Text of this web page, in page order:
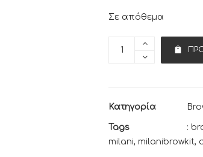
Σε απόθεμα
Κατηγορία
Tags :
milani, milanibrowkit,